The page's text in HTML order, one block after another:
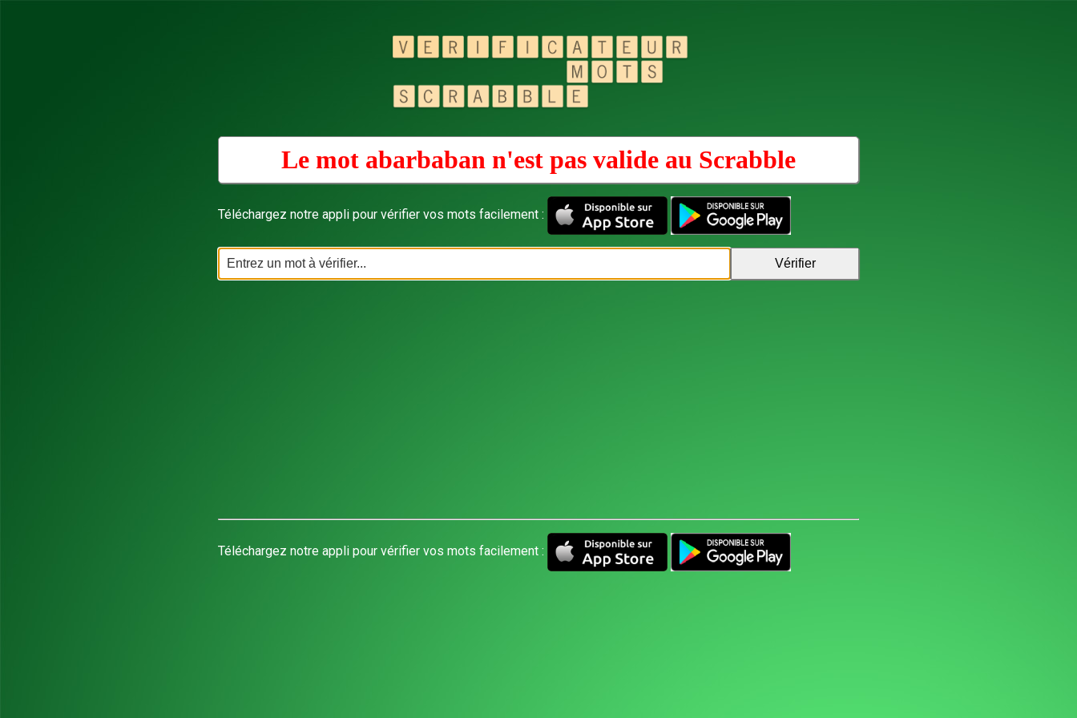
Le mot abarbaban n'est pas valide au Scrabble
Téléchargez notre appli pour vérifier vos mots facilement :
Téléchargez notre appli pour vérifier vos mots facilement :